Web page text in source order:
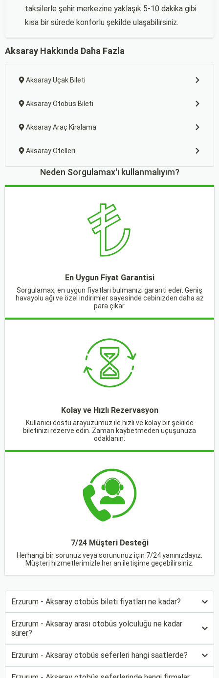
taksilerle şehir merkezine yaklaşık 5-10 dakika gibi
kısa bir sürede konforlu şekilde ulaşabilirsiniz.
Aksaray Hakkında Daha Fazla
Aksaray Uçak Bileti
Aksaray Otobüs Bileti
Aksaray Araç Kiralama
Aksaray Otelleri
Neden Sorgulamax'ı kullanmalıyım?
En Uygun Fiyat Garantisi
Sorgulamax, en uygun fiyatları bulmanızı garanti eder. Geniş
havayolu ağı ve özel indirimler sayesinde cebinizden daha az
para çıkar.
Kolay ve Hızlı Rezervasyon
Kullanıcı dostu arayüzümüz ile hızlı ve kolay bir şekilde
biletinizi rezerve edin. Zaman kaybetmeden uçuşunuza
odaklanın.
7/24 Müşteri Desteği
Herhangi bir sorunuz veya sorununuz için 7/24 yanınızdayız.
Müşteri hizmetlerimizle her an iletişime geçebilirsiniz.
Erzurum - Aksaray otobüs bileti fiyatları ne kadar?
Erzurum - Aksaray arası otobüs yolculuğu ne kadar
sürer?
Erzurum - Aksaray otobüs seferleri hangi saatlerde?